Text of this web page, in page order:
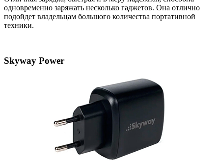
одновременно заряжать несколько гаджетов. Она отлично
подойдет владельцам большого количества портативной
техники.
Skyway Power